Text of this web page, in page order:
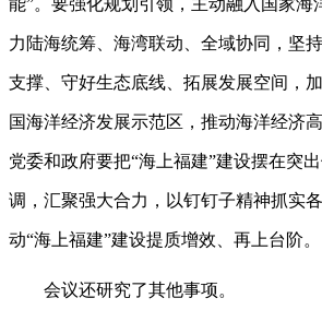
力陆海统筹、海湾联动、全域协同，坚
支撑、守好生态底线、拓展发展空间，
国海洋经济发展示范区，推动海洋经济
党委和政府要把“海上福建”建设摆在突
调，汇聚强大合力，以钉钉子精神抓实
动“海上福建”建设提质增效、再上台阶。
会议还研究了其他事项。